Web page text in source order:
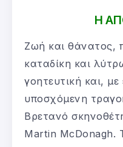
Η
Ζωή και θάνατος,
καταδίκη και
γοητευτική και,
υποσχόμενη
Βρετανό
Martin McDonagh.